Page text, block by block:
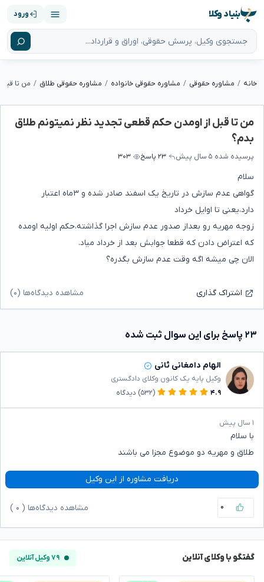
بنیاد وکلا ورود
خانه مشاوره حقوقی مشاوره حقوقی خانواده مشاوره حقوقی طلاق
من تا قبل از اومدن حکم قطعی تجدید نظر نمیتونم طلاق
بدم؟
پرسیده شده ۵ سال پیش ۲۳ پاسخ ۳۰۳
سلام
گواهی عدم سازش در تاریخ یک اسفند صادر شده و ۳ماه اعتبار
دارد،یعنی تا اوایل خرداد
زوجه مهریه رو بعداز صدور عدم سازش اجرا گذاشته،حکم اولیه اومده
که اعتراض دادن که قطعا جوابش بعد از خرداد میاد.
الان چی میشه اگه وقت عدم سازش بگدره؟
اشتراک گذاری مشاهده دیدگاه‌ها (۰)
۲۳ پاسخ برای این سوال ثبت شده
الهام دامغانی ثانی
وکیل پایه یک کانون وکلای دادگستری
۴.۹
(۵۳۲) دیدگاه
۱ سال پیش
با سلام
طلاق و مهریه دو موضوع مجزا می باشند
دریافت مشاوره از این وکیل
۰ مشاهده دیدگاه‌ها ( ۰
گفتگو با وکلای آنلاین ۷۹ وکیل آنلاین